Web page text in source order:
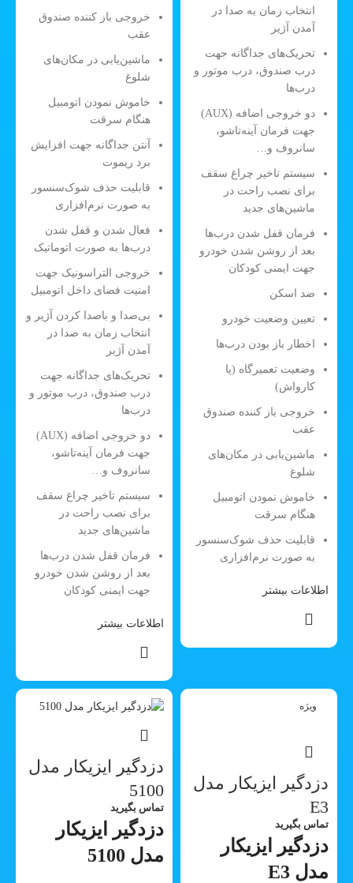
انتخاب زمان به صدا در
آمدن آژیر
تحریک‌های جداگانه جهت
درب صندوق، درب موتور و
درب‌ها
دو خروجی اضافه (AUX)
جهت فرمان آینه‌تاشو،
سانروف و…
سیستم تاخیر چراغ سقف
برای نصب راحت در
ماشین‌های جدید
فرمان قفل شدن درب‌ها
بعد از روشن شدن خودرو
جهت ایمنی کودکان
ضد اسکن
تعیین وضعیت خودرو
اخطار باز بودن درب‌ها
وضعیت تعمیرگاه (یا
کارواش)
خروجی باز کننده صندوق
عقب
ماشین‌یابی در مکان‌های
شلوغ
خاموش نمودن اتومبیل
هنگام سرقت
قابلیت حذف شوک‌سنسور
به صورت نرم‌افزاری
اطلاعات بیشتر
خروجی باز کننده صندوق
عقب
ماشین‌یابی در مکان‌های
شلوغ
خاموش نمودن اتومبیل
هنگام سرقت
آنتن جداگانه جهت افزایش
برد ریموت
قابلیت حذف شوک‌سنسور
به صورت نرم‌افزاری
فعال شدن و قفل شدن
درب‌ها به صورت اتوماتیک
خروجی التراسونیک جهت
امنیت فضای داخل اتومبیل
بی‌صدا و باصدا کردن آژیر و
انتخاب زمان به صدا در
آمدن آژیر
تحریک‌های جداگانه جهت
درب صندوق، درب موتور و
درب‌ها
دو خروجی اضافه (AUX)
جهت فرمان آینه‌تاشو،
سانروف و…
سیستم تاخیر چراغ سقف
برای نصب راحت در
ماشین‌های جدید
فرمان قفل شدن درب‌ها
بعد از روشن شدن خودرو
جهت ایمنی کودکان
اطلاعات بیشتر
ویژه
دزدگیر ایزیکار مدل
E3
تماس بگیرید
دزدگیر ایزیکار
مدل E3
دزدگیر ایزیکار مدل
5100
تماس بگیرید
دزدگیر ایزیکار
مدل 5100